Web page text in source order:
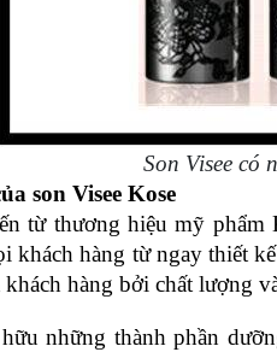
Son Visee có
son Visee Kose
từ thương hiệu mỹ phẩm
khách hàng từ ngay thiết
khách hàng bởi chất lượng
những thành phần